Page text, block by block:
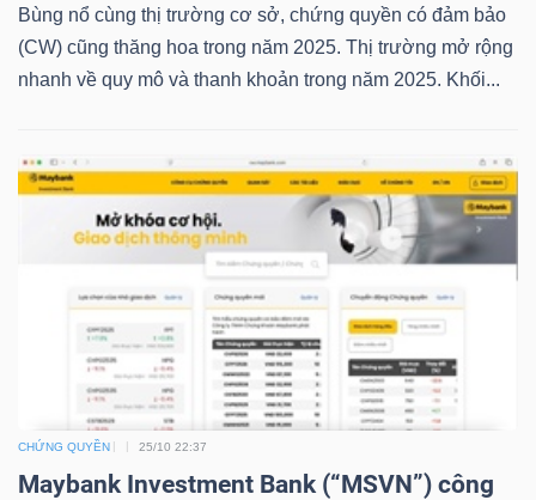
Bùng nổ cùng thị trường cơ sở, chứng quyền có đảm bảo
(CW) cũng thăng hoa trong năm 2025. Thị trường mở rộng
nhanh về quy mô và thanh khoản trong năm 2025. Khối...
CHỨNG QUYỀN 25/10 22:37
Maybank Investment Bank (“MSVN”) công
LIỆU
Ngành
VS-
SECTOR
NĂNG
LƯỢNG